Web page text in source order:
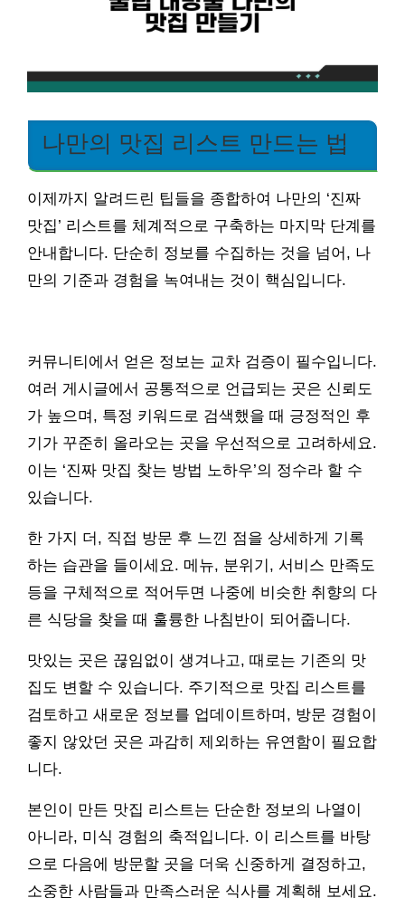
나만의 맛집 리스트 만드는 법
이제까지 알려드린 팁들을 종합하여 나만의 ‘진짜
맛집’ 리스트를 체계적으로 구축하는 마지막 단계를
안내합니다. 단순히 정보를 수집하는 것을 넘어, 나
만의 기준과 경험을 녹여내는 것이 핵심입니다.
커뮤니티에서 얻은 정보는 교차 검증이 필수입니다.
여러 게시글에서 공통적으로 언급되는 곳은 신뢰도
가 높으며, 특정 키워드로 검색했을 때 긍정적인 후
기가 꾸준히 올라오는 곳을 우선적으로 고려하세요.
이는 ‘진짜 맛집 찾는 방법 노하우’의 정수라 할 수
있습니다.
한 가지 더, 직접 방문 후 느낀 점을 상세하게 기록
하는 습관을 들이세요. 메뉴, 분위기, 서비스 만족도
등을 구체적으로 적어두면 나중에 비슷한 취향의 다
른 식당을 찾을 때 훌륭한 나침반이 되어줍니다.
맛있는 곳은 끊임없이 생겨나고, 때로는 기존의 맛
집도 변할 수 있습니다. 주기적으로 맛집 리스트를
검토하고 새로운 정보를 업데이트하며, 방문 경험이
좋지 않았던 곳은 과감히 제외하는 유연함이 필요합
니다.
본인이 만든 맛집 리스트는 단순한 정보의 나열이
아니라, 미식 경험의 축적입니다. 이 리스트를 바탕
으로 다음에 방문할 곳을 더욱 신중하게 결정하고,
소중한 사람들과 만족스러운 식사를 계획해 보세요.